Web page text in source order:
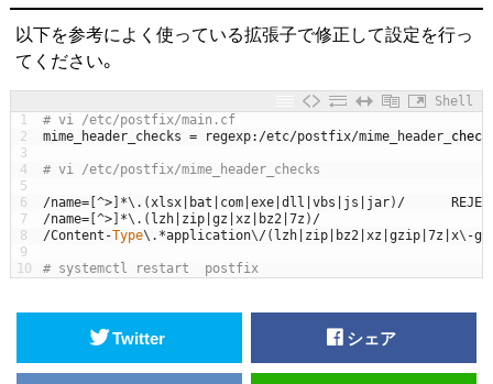
以下を参考によく使っている拡張子で修正して設定を行っ
てください。
Shell
1
2
3
4
5
6
7
8
9
10
# vi /etc/postfix/main.cf
mime_header_checks = regexp: /etc/postfix/mime_header_
# vi /etc/postfix/mime_header_checks
/name=[ ^>] *\ . (xlsx| bat com| exe| dll vbs js jar) /
/name=[ ^>] *\ . ( lzh| zip| gz xz bz2| 7z ) /
/Content -Type\ . *application\/( lzh| zip| bz2| xz gzip| 7z x\ -
# systemctl restart  postfix
Twitter シェア